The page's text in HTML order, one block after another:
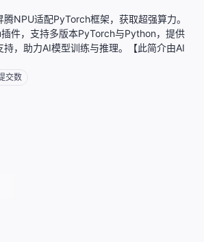
NPU适配PyTorch框架，获取超强算力。
件，支持多版本PyTorch与Python，提供
持，助力AI模型训练与推理。【此简介由AI
交数